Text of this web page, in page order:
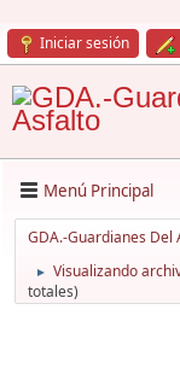
Iniciar sesión
Menú Principal
GDA.-Guardianes Del
► Visualizando
totales)